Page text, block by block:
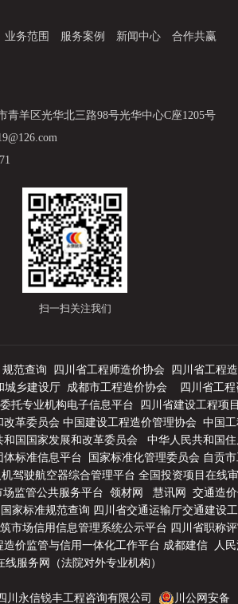
业务范围 服务案例 新闻中心 合作共赢
青羊区光华北三路98号光华中心C座1205号
扫一扫关注我们
规范查询 四川省工程师造价协会
四川省工程
城乡建设厅 成都市工程造价协会
四川省工程
托专业机构电子信息平台
四川省建设工程项
改革委员会 中国建设工程造价管理协会 中国
和国国家发展和改革委员会
中华人民共和国
体标准信息平台 国家标准化管理委员会 自贡
驾驶航空器综合管理平台 全国投资项目在线
监管公共服务平台 领材网 慧讯网
交通造
国家标准规范查询 四川省交通运输厅交通建设
市场信用信息管理系统公示平台 四川省职称
造价监管与信用一体化工作平台 成都建信
人
线服务网（法院对外专业机构）
川永信锐丰工程咨询有限公司 川公网安备